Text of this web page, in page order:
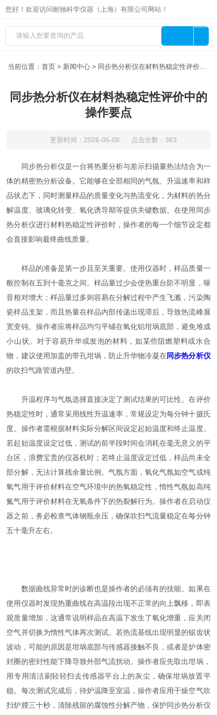
您好！欢迎访问耐驰科学仪器（上海）有限公司网站！
当前位置：首页 > 新闻中心 > 同步热分析仪在材料热稳定性评价中的操作要点
同步热分析仪在材料热稳定性评价中的
操作要点
更新时间：2026-05-08 点击次数：363
同步热分析仪是一台将热重分析与差示扫描量热法结合为一
体的精密热分析设备。它能够在全部相同的气氛、升温速率和样
品状态下，同时测量样品的质量变化与热流变化，为材料的热分
解温度、玻璃化转变、氧化诱导期等提供关键数据。在使用同步
热分析仪进行材料热稳定性评价时，操作者的每一个细节设定都
会直接影响最终曲线质量。
样品的准备是第一步且至关重要。使用仪器时，样品质量一
般控制在五到十毫克之间。样品量过少会使热重台阶不明显，噪
音相对增大；样品量过多则容易在分解过程中产生飞溅，污染陶
瓷样品支架，而且热量在样品内部传递出现滞后，导致热流峰展
宽变钝。操作者应将样品均匀平铺在氧化铝坩埚底部，避免堆成
小山状。对于容易升华或发泡的材料，如某些阻燃塑料或水合
物，建议使用加盖的带孔坩埚，防止升华物冷凝在 同步热分析仪
的吹扫气路管道内壁。
升温程序与气氛选择直接决定了测试结果的可比性。在评价
热稳定性时，通常采用线性升温速率，常规设定为每分钟十摄氏
度。操作者需根据材料实际分解区间设定起始温度和终止温度。
若起始温度设定过低，测试的前半段时间会消耗在毫无意义的平
台区，浪费宝贵的仪器机时；若终止温度设定过低，样品尚未全
部分解，无法计算残余量比例。气氛方面，氧化气氛如空气或纯
氧气用于评价材料在空气环境中的热氧稳定性，惰性气氛如高纯
氮气用于评价材料在无氧条件下的热裂解行为。操作者在启动仪
器之前，务必检查气体钢瓶余压，确保吹扫气流量稳定在每分钟
五十毫升左右。
数据曲线异常时的诊断也是操作者的必须有的技能。如果在
使用仪器时发现热重曲线在高温段出现不正常的向上飘移，即表
观质量增加，这通常说明样品在高温下发生了氧化增重，应关闭
空气并切换为惰性气体再次测试。若热流基线出现明显的锯齿状
波动，可能的原因是坩埚底部与传感器接触不良，或者是炉体密
封圈的密封性能下降导致外部气流扰动。操作者应先取出坩埚，
用专用清洁刷轻轻扫去传感器平台上的灰尘，确保坩埚放置平
稳。每次测试完成后，待炉温降至室温，操作者应用干燥空气吹
扫炉膛三十秒，清除残留的腐蚀性分解产物，保护同步热分析仪